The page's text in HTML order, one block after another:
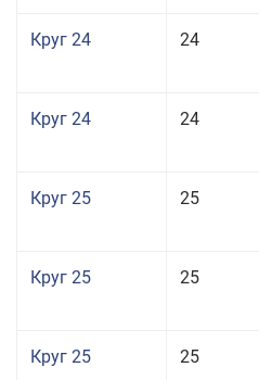
Круг 24 24
Круг 24 24
Круг 25 25
Круг 25 25
Круг 25 25